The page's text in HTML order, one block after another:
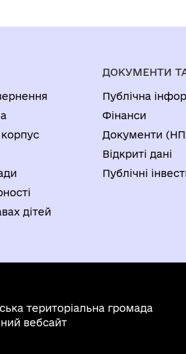
будинку,
і споруд в
вулиця
гр. Просу
с.
дітей
ДОКУМЕНТИ
Публічна
Фінанси
Документи
Відкриті дані
Публічні
територіальна громада
вебсайт